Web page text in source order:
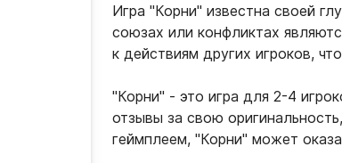
Игра "Корни" известна своей
союзах или конфликтах
к действиям других игроков,
"Корни" - это игра для 2-4
отзывы за свою
геймплеем, "Корни" может